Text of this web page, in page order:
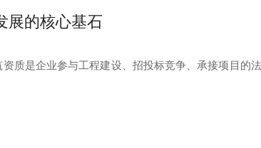
展的核心基石
质是企业参与工程建设、招投标竞争、承接项目的